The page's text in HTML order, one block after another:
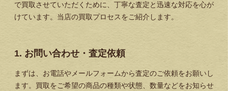
で買取させていただくために、丁寧な査定と迅速な対応を心が
けています。当店の買取プロセスをご紹介します。
1. お問い合わせ・査定依頼
まずは、お電話やメールフォームから査定のご依頼をお願いし
ます。買取をご希望の商品の種類や状態、数量などをお知らせ